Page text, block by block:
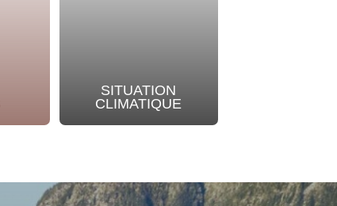
SITUATION
CLIMATIQUE